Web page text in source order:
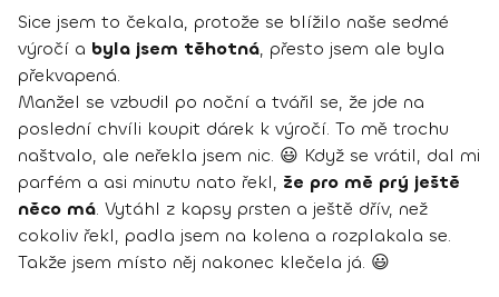
Sice jsem to čekala, protože se blížilo naše sedmé
výročí a byla jsem těhotná, přesto jsem ale byla
překvapená.
Manžel se vzbudil po noční a tvářil se, že jde na
poslední chvíli koupit dárek k výročí. To mě trochu
naštvalo, ale neřekla jsem nic. 😃 Když se vrátil, dal mi
parfém a asi minutu nato řekl, že pro mě prý ještě
něco má. Vytáhl z kapsy prsten a ještě dřív, než
cokoliv řekl, padla jsem na kolena a rozplakala se.
Takže jsem místo něj nakonec klečela já. 😃